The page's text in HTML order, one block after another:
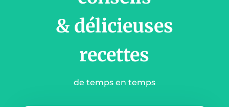
& délicieuses
recettes
de temps en temps